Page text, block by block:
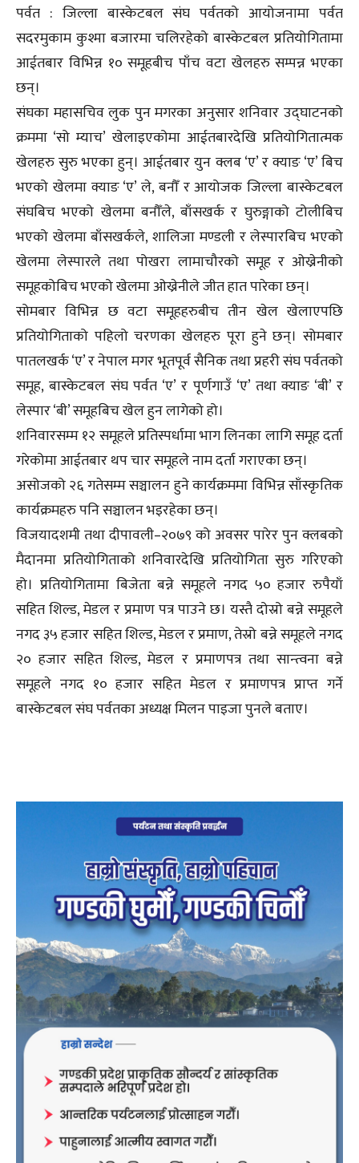
पर्वत : जिल्ला बास्केटबल संघ पर्वतको आयोजनामा पर्वत
सदरमुकाम कुश्मा बजारमा चलिरहेको बास्केटबल प्रतियोगितामा
आईतबार विभिन्न १० समूहबीच पाँच वटा खेलहरु सम्पन्न भएका
छन्।
संघका महासचिव लुक पुन मगरका अनुसार शनिवार उद्घाटनको
क्रममा ‘सो म्याच’ खेलाइएकोमा आईतबारदेखि प्रतियोगितात्मक
खेलहरु सुरु भएका हुन्। आईतबार युन क्लब ‘ए’ र क्याङ ‘ए’ बिच
भएको खेलमा क्याङ ‘ए’ ले, बनौँ र आयोजक जिल्ला बास्केटबल
संघबिच भएको खेलमा बनौँले, बाँसखर्क र घुरुङ्गाको टोलीबिच
भएको खेलमा बाँसखर्कले, शालिजा मण्डली र लेस्पारबिच भएको
खेलमा लेस्पारले तथा पोखरा लामाचौरको समूह र ओख्रेनीको
समूहकोबिच भएको खेलमा ओख्रेनीले जीत हात पारेका छन्।
सोमबार विभिन्न छ वटा समूहहरुबीच तीन खेल खेलाएपछि
प्रतियोगिताको पहिलो चरणका खेलहरु पूरा हुने छन्। सोमबार
पातलखर्क ‘ए’ र नेपाल मगर भूतपूर्व सैनिक तथा प्रहरी संघ पर्वतको
समूह, बास्केटबल संघ पर्वत ‘ए’ र पूर्णगाउँ ‘ए’ तथा क्याङ ‘बी’ र
लेस्पार ‘बी’ समूहबिच खेल हुन लागेको हो।
शनिवारसम्म १२ समूहले प्रतिस्पर्धामा भाग लिनका लागि समूह दर्ता
गरेकोमा आईतबार थप चार समूहले नाम दर्ता गराएका छन्।
असोजको २६ गतेसम्म सञ्चालन हुने कार्यक्रममा विभिन्न साँस्कृतिक
कार्यक्रमहरु पनि सञ्चालन भइरहेका छन्।
विजयादशमी तथा दीपावली–२०७९ को अवसर पारेर पुन क्लबको
मैदानमा प्रतियोगिताको शनिवारदेखि प्रतियोगिता सुरु गरिएको
हो। प्रतियोगितामा बिजेता बन्ने समूहले नगद ५० हजार रुपैयाँ
सहित शिल्ड, मेडल र प्रमाण पत्र पाउने छ। यस्तै दोस्रो बन्ने समूहले
नगद ३५ हजार सहित शिल्ड, मेडल र प्रमाण, तेस्रो बन्ने समूहले नगद
२० हजार सहित शिल्ड, मेडल र प्रमाणपत्र तथा सान्त्वना बन्ने
समूहले नगद १० हजार सहित मेडल र प्रमाणपत्र प्राप्त गर्ने
बास्केटबल संघ पर्वतका अध्यक्ष मिलन पाइजा पुनले बताए।